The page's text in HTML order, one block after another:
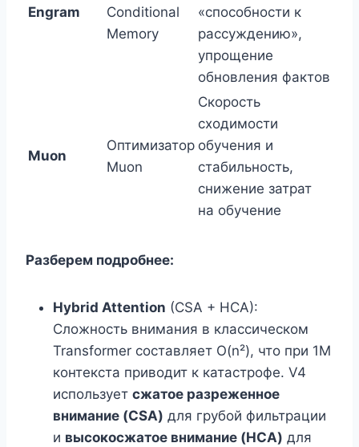
Engram
Conditional
Memory
«способности к
рассуждению»,
упрощение
обновления фактов
Muon
Оптимизатор
Muon
Скорость
сходимости
обучения и
стабильность,
снижение затрат
на обучение
Разберем подробнее:
Hybrid Attention (CSA + HCA):
Сложность внимания в классическом
Transformer составляет O(n²), что при 1M
контекста приводит к катастрофе. V4
использует сжатое разреженное
внимание (CSA) для грубой фильтрации
и высокосжатое внимание (HCA) для